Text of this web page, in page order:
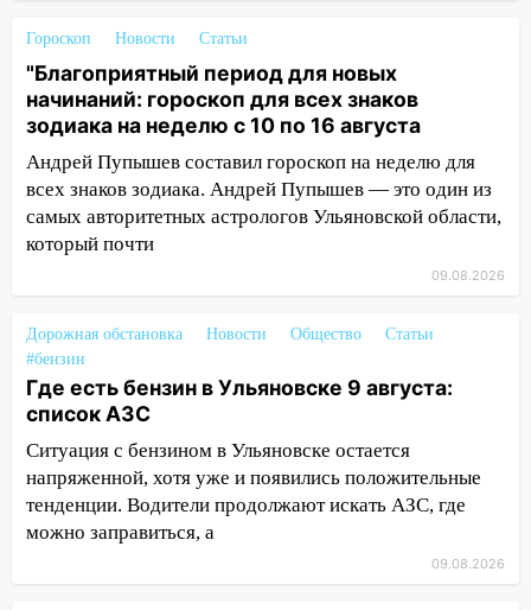
08:11
На Ульяновск снова надвигается
непогода
07:30 Евро-3 вместо Евро-5: что
означают классы бензина и можно ли
заливать «старое» топливо в
современные автомобили
06:30 Какая погода будет в Ульяновской
области днем 9 августа
измениться: гороскоп на 9 августа —
три знака получат шанс, который нельзя
упустить
20:10 Во время урагана в Ульяновске на
Волге перевернулась лодка
19:55
В Ульяновске упавшее дерево
заблокировало в машине двух женщин
Гороскоп Новости Статьи
"Благоприятный период для новых
начинаний: гороскоп для всех знаков
зодиака на неделю с 10 по 16 августа
Андрей Пупышев составил гороскоп на неделю для
всех знаков зодиака. Андрей Пупышев — это один из
самых авторитетных астрологов Ульяновской области,
который почти
09.08.2026
Дорожная обстановка Новости Общество
Статьи
#бензин
Где есть бензин в Ульяновске 9 августа:
список АЗС
Ситуация с бензином в Ульяновске остается
напряженной, хотя уже и появились положительные
тенденции. Водители продолжают искать АЗС, где
можно заправиться, а
09.08.2026